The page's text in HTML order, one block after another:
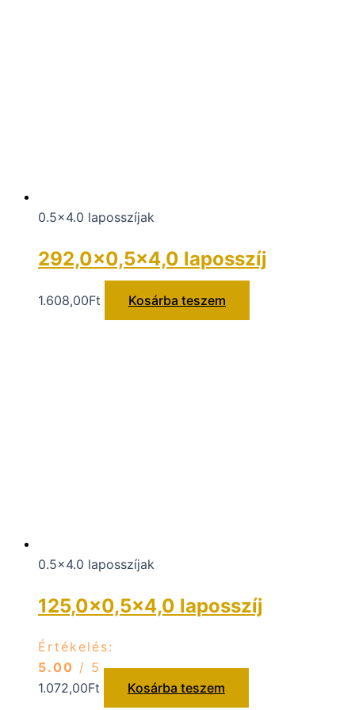
0.5x4.0 laposszíjak
292,0×0,5×4,0 laposszíj
1.608,00Ft Kosárba teszem
0.5x4.0 laposszíjak
125,0×0,5×4,0 laposszíj
Értékelés:
5.00 / 5
1.072,00Ft Kosárba teszem